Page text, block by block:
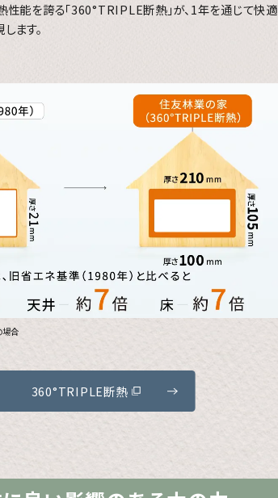
性能を誇る「360°TRIPLE断熱」が、1年を通じて快適
ます。
場合
360°TRIPLE断熱